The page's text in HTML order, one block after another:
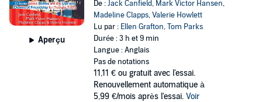
Aperçu
De :Jack Canfield, Mark Victor Hansen,
Madeline Clapps,Valerie Howlett
Lu par : Ellen Grafton,Tom Parks
Durée : 3 h et 9 min
Langue : Anglais
Pas de notations
11,11 € ou gratuit avec l'essai.
Renouvellement automatique à
5,99 €/mois après l'essai. Voir